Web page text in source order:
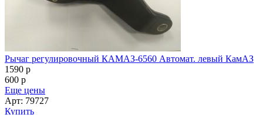
Рычаг регулировочный КАМАЗ-6560 Автомат. левый КамАЗ
1590 p
600 p
Еще цены
Арт: 79727
Купить